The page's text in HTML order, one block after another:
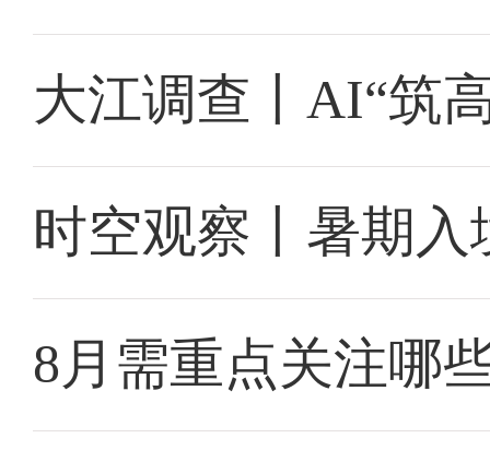
大江调查丨AI“筑
时空观察丨暑期入
8月需重点关注哪